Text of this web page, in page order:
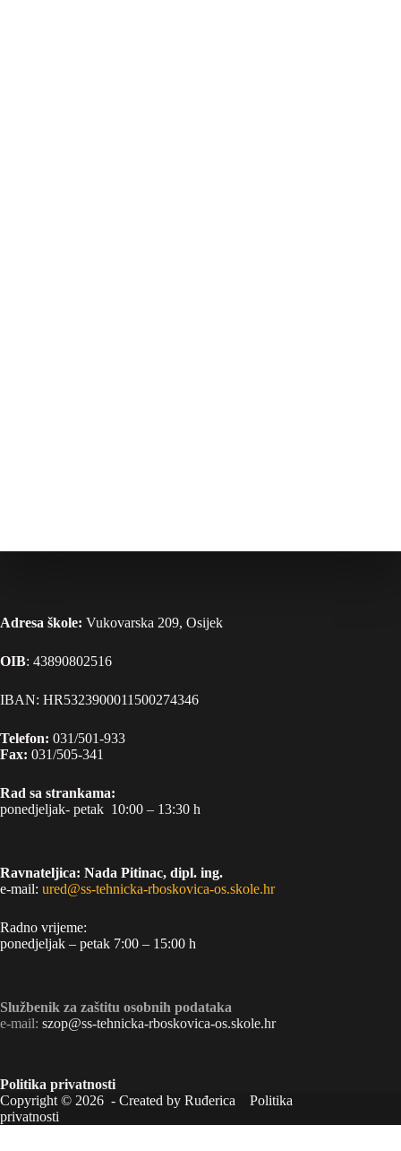
Adresa škole: Vukovarska 209, Osijek
OIB: 43890802516
IBAN: HR5323900011500274346
Telefon: 031/501-933
Fax: 031/505-341
Rad sa strankama:
ponedjeljak- petak 10:00 – 13:30 h
Ravnateljica: Nada Pitinac, dipl. ing.
e-mail: ured@ss-tehnicka-rboskovica-os.skole.hr
Radno vrijeme:
ponedjeljak – petak 7:00 – 15:00 h
Službenik za zaštitu osobnih podataka
e-mail: szop@ss-tehnicka-rboskovica-os.skole.hr
Politika privatnosti
Copyright © 2026 - Created by Ruđerica Politika
privatnosti